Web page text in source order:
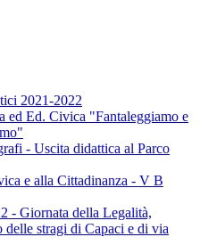
2021-2022
ed Ed. Civica "Fantaleggiamo e
- Uscita didattica al Parco
e alla Cittadinanza - V B
- Giornata della Legalità,
delle stragi di Capaci e di via